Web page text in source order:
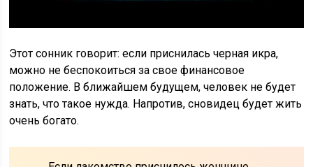
Этот сонник говорит: если приснилась черная икра,
можно не беспокоиться за свое финансовое
положение. В ближайшем будущем, человек не будет
знать, что такое нужда. Напротив, сновидец будет жить
очень богато.